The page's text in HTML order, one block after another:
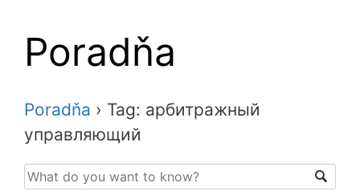
Poradňa
Poradňa › Tag: арбитражный
управляющий